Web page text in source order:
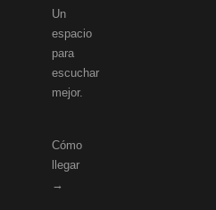
Un
espacio
para
escuchar
mejor.
Cómo
llegar
→